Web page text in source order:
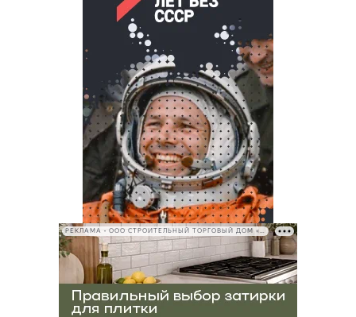
РЕКЛАМА • ООО СТРОИТЕЛЬНЫЙ ТОРГОВЫЙ ДОМ «ПЕТРОВИЧ», ИНН 7802348846